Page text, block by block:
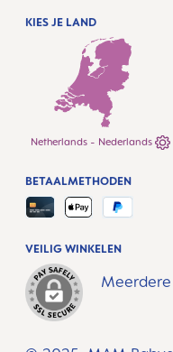
KIES JE LAND
Netherlands - Nederlands
VEILIG WINKELEN
BETAALMETHODEN